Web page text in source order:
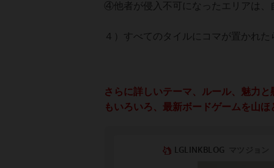
④他者が侵入不可になったエリアは
４）すべてのタイルにコマが置かれ
さらに詳しいテーマ、ルール、魅力
もいろいろ、最新ボードゲームを山